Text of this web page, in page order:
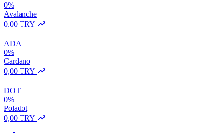
0%
Avalanche
0,00 TRY
ADA
0%
Cardano
0,00 TRY
DOT
0%
Poladot
0,00 TRY